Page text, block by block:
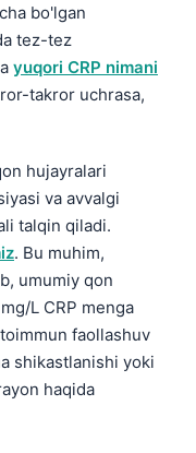
bo'lgan
tez-tez
yuqori CRP nimani
takror uchrasa,
hujayralari
va avvalgi
talqin qiladi.
. Bu muhim,
umumiy qon
L CRP menga
faollashuv
shikastlanishi yoki
haqida